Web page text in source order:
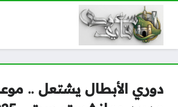
دوري الأبطال يشتعل ..